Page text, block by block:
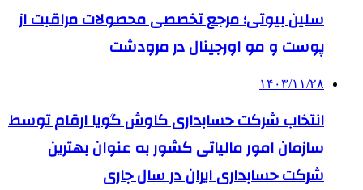
سلین بیوتی؛ مرجع تخصصی محصولات مراقبت از
پوست و مو اورجینال در مرودشت
۱۴۰۳/۱۱/۲۸
انتخاب شرکت حسابداری کاوش گویا ارقام توسط
سازمان امور مالیاتی کشور به عنوان بهترین
شرکت حسابداری ایران در سال جاری